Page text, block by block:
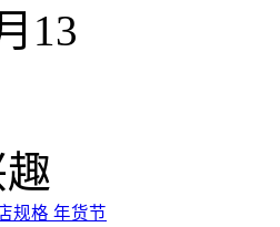
13
规格 年货节